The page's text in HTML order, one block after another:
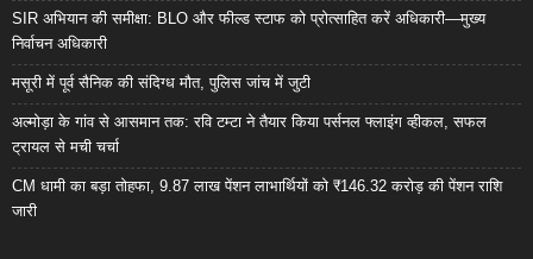
SIR अभियान की समीक्षा: BLO और फील्ड स्टाफ को प्रोत्साहित करें अधिकारी—मुख्य
निर्वाचन अधिकारी
मसूरी में पूर्व सैनिक की संदिग्ध मौत, पुलिस जांच में जुटी
अल्मोड़ा के गांव से आसमान तक: रवि टम्टा ने तैयार किया पर्सनल फ्लाइंग व्हीकल, सफल
ट्रायल से मची चर्चा
CM धामी का बड़ा तोहफा, 9.87 लाख पेंशन लाभार्थियों को ₹146.32 करोड़ की पेंशन राशि
जारी